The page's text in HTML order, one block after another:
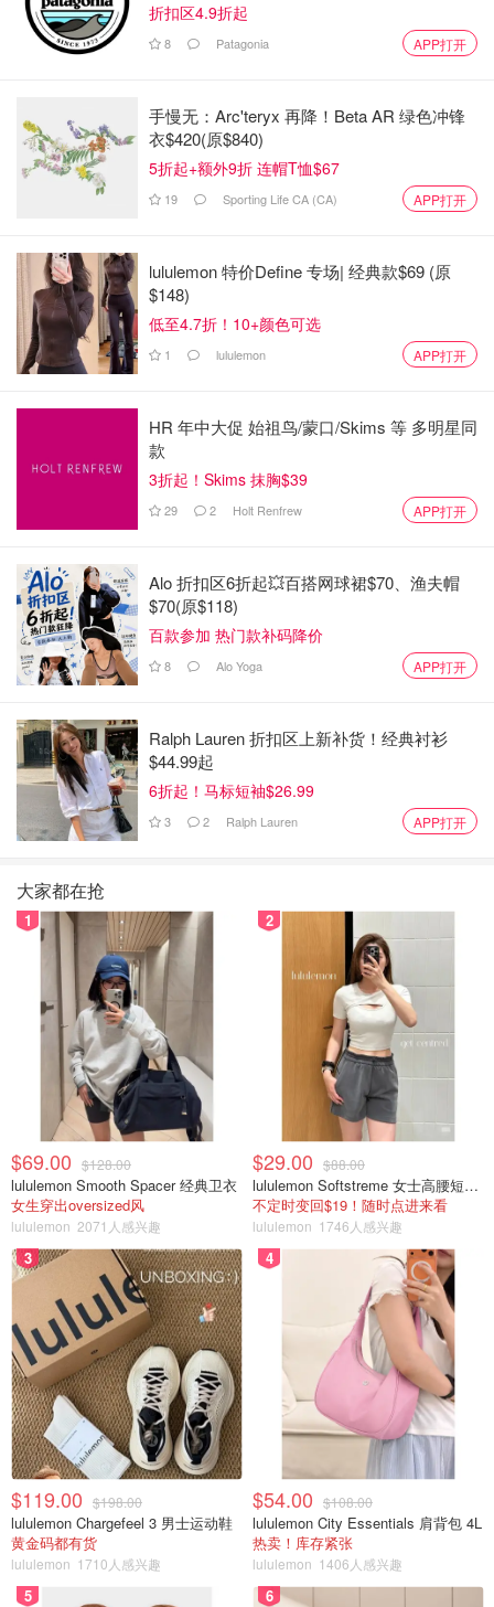
折扣区4.9折起
8 Patagonia APP打开
手慢无：Arc'teryx 再降！Beta AR 绿色冲锋
衣$420(原$840)
5折起+额外9折 连帽T恤$67
19 Sporting Life CA (CA) APP打开
lululemon 特价Define 专场| 经典款$69 (原
$148)
低至4.7折！10+颜色可选
1 lululemon APP打开
HR 年中大促 始祖鸟/蒙口/Skims 等 多明星同
款
3折起！Skims 抹胸$39
29 2 Holt Renfrew APP打开
Alo 折扣区6折起💥百搭网球裙$70、渔夫帽
$70(原$118)
百款参加 热门款补码降价
8 Alo Yoga APP打开
Ralph Lauren 折扣区上新补货！经典衬衫
$44.99起
6折起！马标短袖$26.99
3 2 Ralph Lauren APP打开
大家都在抢
1
$69.00 $128.00
lululemon Smooth Spacer 经典卫衣
女生穿出oversized风
lululemon 2071人感兴趣
2
$29.00 $88.00
lululemon Softstreme 女士高腰短裤 10cm
不定时变回$19！随时点进来看
lululemon 1746人感兴趣
3
$119.00 $198.00
lululemon Chargefeel 3 男士运动鞋
黄金码都有货
lululemon 1710人感兴趣
4
$54.00 $108.00
lululemon City Essentials 肩背包 4L
热卖！库存紧张
lululemon 1406人感兴趣
5 6